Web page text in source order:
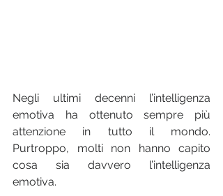
Negli ultimi decenni l’intelligenza
emotiva ha ottenuto sempre più
attenzione in tutto il mondo.
Purtroppo, molti non hanno capito
cosa sia davvero l’intelligenza
emotiva.